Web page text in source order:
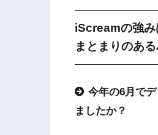
iScreamの強み
まとまりのあ
今年の6月で
ましたか？